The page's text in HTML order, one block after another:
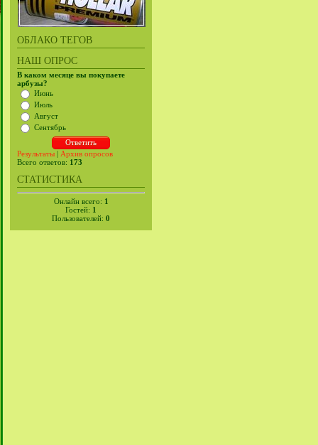
ОБЛАКО ТЕГОВ
НАШ ОПРОС
В каком месяце вы покупаете
арбузы?
Июнь
Июль
Август
Сентябрь
Результаты | Архив опросов
Всего ответов: 173
СТАТИСТИКА
Онлайн всего: 1
Гостей: 1
Пользователей: 0